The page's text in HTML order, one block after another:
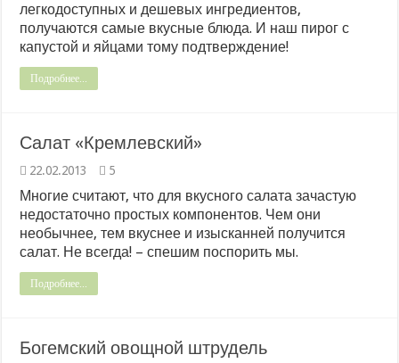
легкодоступных и дешевых ингредиентов,
получаются самые вкусные блюда. И наш пирог с
капустой и яйцами тому подтверждение!
Подробнее...
Салат «Кремлевский»
22.02.2013 5
Многие считают, что для вкусного салата зачастую
недостаточно простых компонентов. Чем они
необычнее, тем вкуснее и изысканней получится
салат. Не всегда! – спешим поспорить мы.
Подробнее...
Богемский овощной штрудель